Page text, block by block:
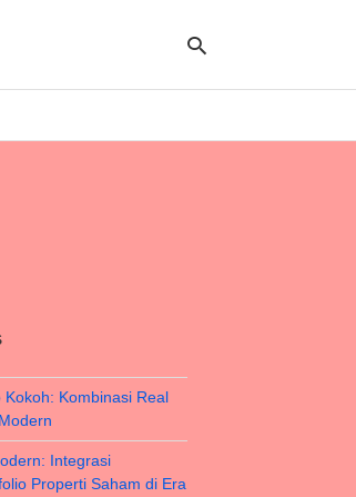
Kokoh: Kombinasi Real
Integrasi
Properti Saham di Era